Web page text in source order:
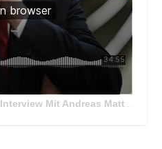
Interview Mit Andreas Matthä, CEO der ÖBB Holding